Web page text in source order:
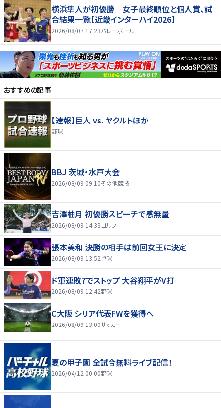
横浜隼人が初優勝 女子最終順位と個人賞、試
合結果一覧【近畿インターハイ2026】
2026/08/07 17:23バレーボール
おすすめの記事
【速報】巨人 vs. ヤクルトほか
野球
BBJ 茨城・水戸大会
2026/08/09 09:10その他競技
吉澤柚月 初優勝スピーチで感無量
2026/08/09 14:33ゴルフ
張本美和 決勝の相手は前回女王に決定
2026/08/09 13:52卓球
ド軍連敗7でストップ 大谷翔平がV打
2026/08/09 12:42野球
C大阪 シリア代表FWを獲得へ
2026/08/09 13:00サッカー
夏の甲子園 全試合無料ライブ配信！
2026/04/12 00:00野球